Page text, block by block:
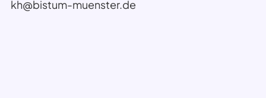
kh@bistum-muenster.de